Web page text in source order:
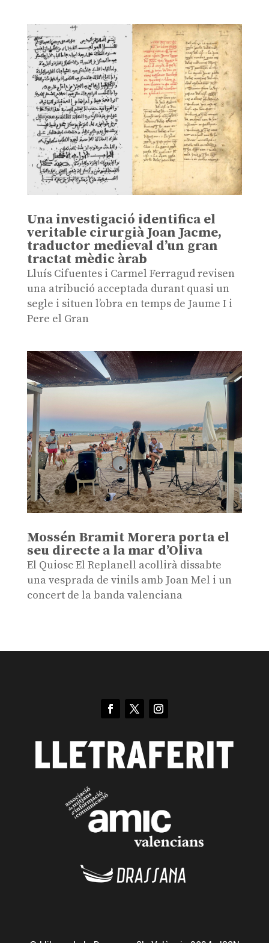
Una investigació identifica el
veritable cirurgià Joan Jacme,
traductor medieval d’un gran
tractat mèdic àrab
Lluís Cifuentes i Carmel Ferragud revisen
una atribució acceptada durant quasi un
segle i situen l’obra en temps de Jaume I i
Pere el Gran
Mossén Bramit Morera porta el
seu directe a la mar d’Oliva
El Quiosc El Replanell acollirà dissabte
una vesprada de vinils amb Joan Mel i un
concert de la banda valenciana